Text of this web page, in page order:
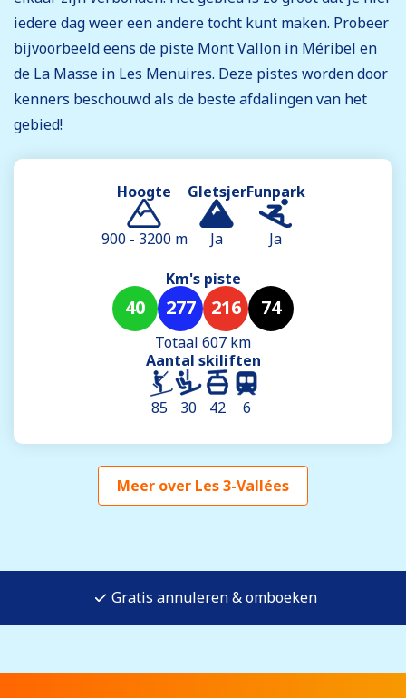
iedere dag weer een andere tocht kunt maken. Probeer
bijvoorbeeld eens de piste Mont Vallon in Méribel en
de La Masse in Les Menuires. Deze pistes worden door
kenners beschouwd als de beste afdalingen van het
gebied!
Hoogte
900 - 3200 m
Gletsjer
Ja
Funpark
Ja
Km's piste
40 277 216 74
Totaal 607 km
Aantal skiliften
85 30 42 6
Meer over Les 3-Vallées
Gratis annuleren & omboeken